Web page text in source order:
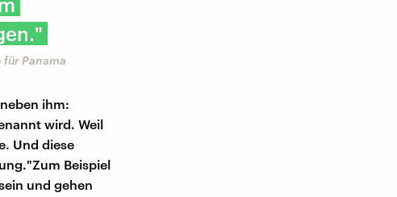
Panama
ihm:
wird. Weil
Und diese
Beispiel
und gehen